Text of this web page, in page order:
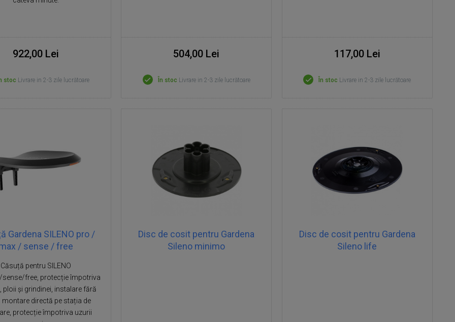
922,00 Lei
stoc Livrare in 2-3 zile lucrătoare
504,00 Lei
În stoc Livrare in 2-3 zile lucrătoare
117,00 Lei
În stoc Livrare in 2-3 zile lucrătoare
Gardena SILENO pro /
/ sense / free
Căsuță pentru SILENO
free, protecție împotriva
ploii și grindinei, instalare fără
montare directă pe stația de
protecție împotriva uzurii
Disc de cosit pentru Gardena
Sileno minimo
Disc de cosit pentru Gardena
Sileno life